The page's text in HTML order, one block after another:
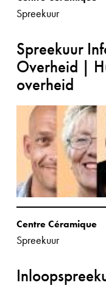
Spreekuur
Spreekuur
Overheid |
overheid
Centre Céramique
Spreekuur